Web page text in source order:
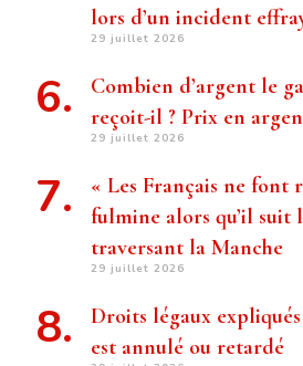
lors d’un incident
29 juillet 2026
Combien d’argent le
reçoit-il ? Prix ​​en
29 juillet 2026
« Les Français ne font
fulmine alors qu’il suit
traversant la Manche
29 juillet 2026
Droits légaux
est annulé ou retardé